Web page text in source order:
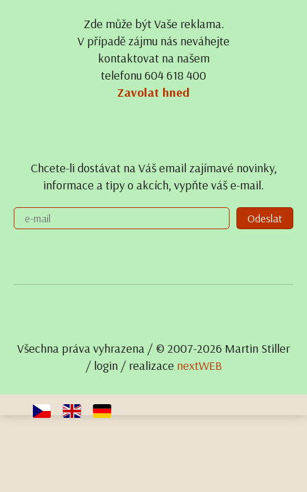
Zde může být Vaše reklama.
V případě zájmu nás neváhejte
kontaktovat na našem
telefonu 604 618 400
Zavolat hned
Chcete-li dostávat na Váš email zajímavé novinky,
informace a tipy o akcích, vypňte váš e-mail.
Odeslat
Všechna práva vyhrazena / © 2007- 2026 Martin Stiller
/ login / realizace nextWEB